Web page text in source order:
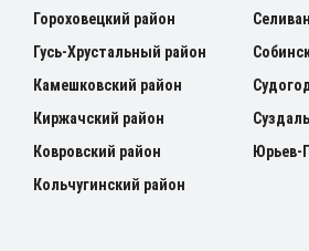
Гороховецкий район
Гусь-Хрустальный район
Камешковский район
Киржачский район
Ковровский район
Кольчугинский район
Юрьев-